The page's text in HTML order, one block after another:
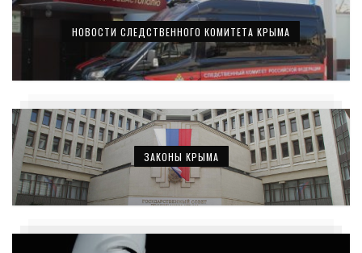
НОВОСТИ СЛЕДСТВЕННОГО КОМИТЕТА КРЫМА
ЗАКОНЫ КРЫМА